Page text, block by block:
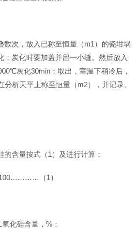
数次，放入已称至恒量（m1）的瓷坩埚
；炭化时要加盖并留一小缝。然后放入
灰化30min；取出，室温下稍冷后，
分析天平上称至恒量（m2），并记录。
的含量按式（1）及进行计算：
（1）
化硅含量，%；